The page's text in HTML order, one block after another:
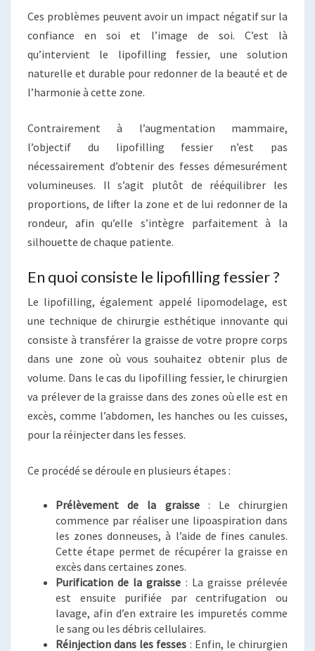
Ces problèmes peuvent avoir un impact négatif sur la
confiance en soi et l’image de soi. C’est là
qu’intervient le lipofilling fessier, une solution
naturelle et durable pour redonner de la beauté et de
l’harmonie à cette zone.
Contrairement à l’augmentation mammaire,
l’objectif du lipofilling fessier n’est pas
nécessairement d’obtenir des fesses démesurément
volumineuses. Il s’agit plutôt de rééquilibrer les
proportions, de lifter la zone et de lui redonner de la
rondeur, afin qu’elle s’intègre parfaitement à la
silhouette de chaque patiente.
En quoi consiste le lipofilling fessier ?
Le lipofilling, également appelé lipomodelage, est
une technique de chirurgie esthétique innovante qui
consiste à transférer la graisse de votre propre corps
dans une zone où vous souhaitez obtenir plus de
volume. Dans le cas du lipofilling fessier, le chirurgien
va prélever de la graisse dans des zones où elle est en
excès, comme l’abdomen, les hanches ou les cuisses,
pour la réinjecter dans les fesses.
Ce procédé se déroule en plusieurs étapes :
Prélèvement de la graisse: Le chirurgien
commence par réaliser une lipoaspiration dans
les zones donneuses, à l’aide de fines canules.
Cette étape permet de récupérer la graisse en
excès dans certaines zones.
Purification de la graisse : La graisse prélevée
est ensuite purifiée par centrifugation ou
lavage, afin d’en extraire les impuretés comme
le sang ou les débris cellulaires.
Réinjection dans les fesses : Enfin, le chirurgien